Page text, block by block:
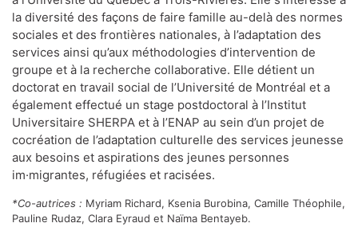
la diversité des façons de faire famille au-delà des normes
sociales et des frontières nationales, à l’adaptation des
services ainsi qu’aux méthodologies d’intervention de
groupe et à la recherche collaborative. Elle détient un
doctorat en travail social de l’Université de Montréal et a
également effectué un stage postdoctoral à l’Institut
Universitaire SHERPA et à l’ENAP au sein d’un projet de
cocréation de l’adaptation culturelle des services jeunesse
aux besoins et aspirations des jeunes personnes
im·migrantes, réfugiées et racisées.
*Co-autrices : Myriam Richard, Ksenia Burobina, Camille Théophile,
Pauline Rudaz, Clara Eyraud et Naïma Bentayeb.